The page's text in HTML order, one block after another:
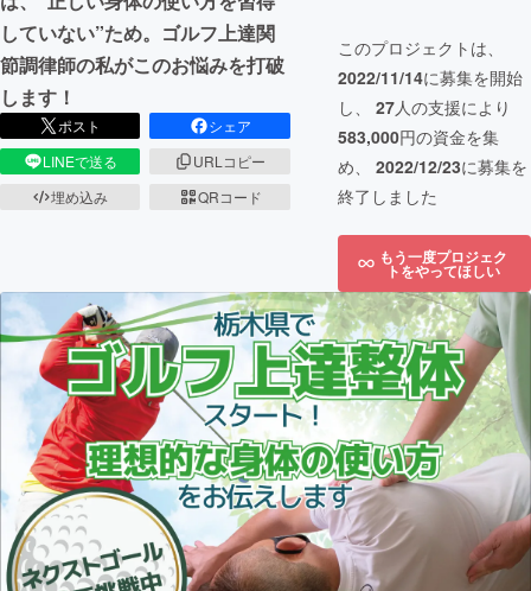
していない”ため。ゴルフ上達関
節調律師の私がこのお悩みを打破
します！
ポスト
シェア
LINEで送る
URLコピー
埋め込み
QRコード
このプロジェクトは、
2022/11/14に募集を開始
し、 27人の支援により
583,000円の資金を集
め、 2022/12/23に募集を
終了しました
もう一度プロジェク
トをやってほしい